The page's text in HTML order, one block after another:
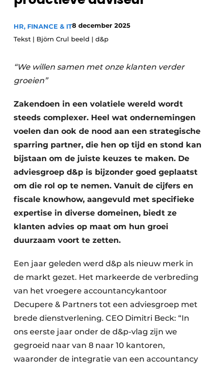
Vacature aanmelden
Vacatures
HR, FINANCE & IT8 december 2025
Tekst | Björn Crul beeld | d&p
“We willen samen met onze klanten verder
groeien”
Zakendoen in een volatiele wereld wordt
steeds complexer. Heel wat ondernemingen
voelen dan ook de nood aan een strategische
sparring partner, die hen op tijd en stond kan
bijstaan om de juiste keuzes te maken. De
adviesgroep d&p is bijzonder goed geplaatst
om die rol op te nemen. Vanuit de cijfers en
fiscale knowhow, aangevuld met specifieke
expertise in diverse domeinen, biedt ze
klanten advies op maat om hun groei
duurzaam voort te zetten.
Een jaar geleden werd d&p als nieuw merk in
de markt gezet. Het markeerde de verbreding
van het vroegere accountancykantoor
Decupere & Partners tot een adviesgroep met
brede dienstverlening. CEO Dimitri Beck: “In
ons eerste jaar onder de d&p-vlag zijn we
gegroeid naar van 8 naar 10 kantoren,
waaronder de integratie van een accountancy